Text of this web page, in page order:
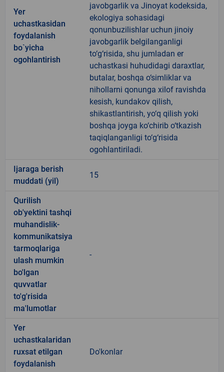
Yer
uchastkasidan
foydalanish
bo`yicha
ogohlantirish
javobgarlik va Jinoyat kodeksida,
ekologiya sohasidagi
qonunbuzilishlar uchun jinoiy
javobgarlik belgilanganligi
to‘g‘risida, shu jumladan er
uchastkasi huhudidagi daraxtlar,
butalar, boshqa o‘simliklar va
nihollarni qonunga xilof ravishda
kesish, kundakov qilish,
shikastlantirish, yo‘q qilish yoki
boshqa joyga ko‘chirib o‘tkazish
taqiqlanganligi to‘g‘risida
ogohlantiriladi.
Ijaraga berish
muddati (yil)
15
Qurilish
ob'yektini tashqi
muhandislik-
kommunikatsiya
tarmoqlariga
ulash mumkin
bo'lgan
quvvatlar
to'g'risida
ma'lumotlar
-
Yer
uchastkalaridan
ruxsat etilgan
foydalanish
Do'konlar